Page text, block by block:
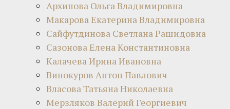
Архипова Ольга Владимировна
Макарова Екатерина Владимировна
Сайфутдинова Светлана Рашидовна
Сазонова Елена Константиновна
Калачева Ирина Ивановна
Винокуров Антон Павлович
Власова Татьяна Николаевна
Мерзляков Валерий Георгиевич